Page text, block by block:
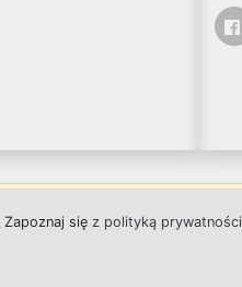
Zapoznaj się z polityką prywatności